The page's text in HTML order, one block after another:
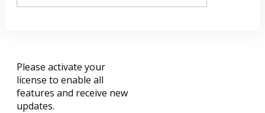
Please activate your
license to enable all
features and receive new
updates.